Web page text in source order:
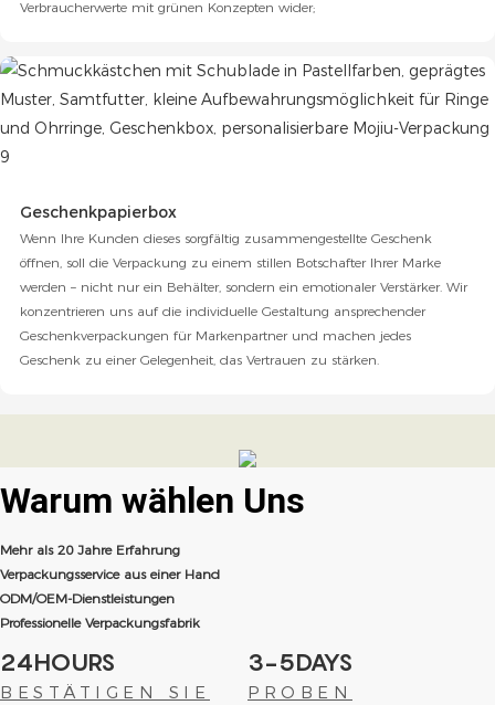
Verbraucherwerte mit grünen Konzepten wider;
Geschenkpapierbox
Wenn Ihre Kunden dieses sorgfältig zusammengestellte Geschenk
öffnen, soll die Verpackung zu einem stillen Botschafter Ihrer Marke
werden – nicht nur ein Behälter, sondern ein emotionaler Verstärker. Wir
konzentrieren uns auf die individuelle Gestaltung ansprechender
Geschenkverpackungen für Markenpartner und machen jedes
Geschenk zu einer Gelegenheit, das Vertrauen zu stärken.
Warum wählen Uns
Mehr als 20 Jahre Erfahrung
Verpackungsservice aus einer Hand
ODM/OEM-Dienstleistungen
Professionelle Verpackungsfabrik
24HOURS
BESTÄTIGEN SIE
3-5DAYS
PROBEN